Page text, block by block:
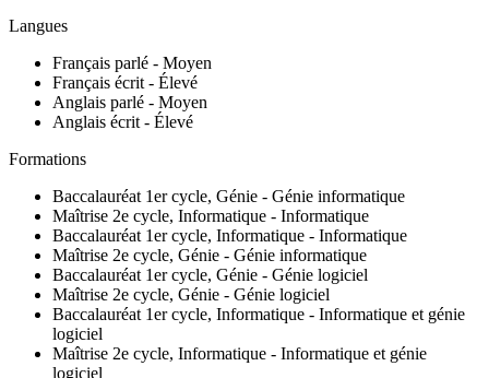
Langues
Français parlé - Moyen
Français écrit - Élevé
Anglais parlé - Moyen
Anglais écrit - Élevé
Formations
Baccalauréat 1er cycle, Génie - Génie informatique
Maîtrise 2e cycle, Informatique - Informatique
Baccalauréat 1er cycle, Informatique - Informatique
Maîtrise 2e cycle, Génie - Génie informatique
Baccalauréat 1er cycle, Génie - Génie logiciel
Maîtrise 2e cycle, Génie - Génie logiciel
Baccalauréat 1er cycle, Informatique - Informatique et génie
logiciel
Maîtrise 2e cycle, Informatique - Informatique et génie
logiciel